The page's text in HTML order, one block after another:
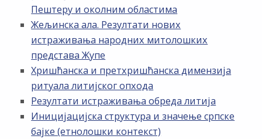
Пештеру и околним областима
Жељинска ала. Резултати нових
истраживања народних митолошких
представа Жупе
Хришћанска и претхришћанска димензија
ритуала литијског опхода
Резултати истраживања обреда литија
Иницијацијска структура и значење српске
бајке (етнолошки контекст)